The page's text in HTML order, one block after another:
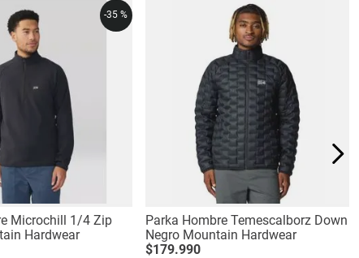
-35 %
Microchill 1/4 Zip
Hardwear
Parka Hombre Temescalborz Down
Negro Mountain Hardwear
$179.990